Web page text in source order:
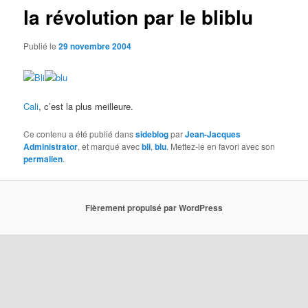
la révolution par le bliblu
Publié le29 novembre 2004
Cali, c’est la plus meilleure.
Ce contenu a été publié danssideblogparJean-Jacques
Administrator, et marqué avecbli,blu. Mettez-le en favori avec son
permalien.
Fièrement propulsé par WordPress